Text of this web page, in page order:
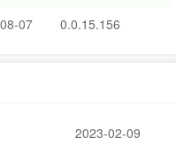
07 0.0.15.156
2023-02-09